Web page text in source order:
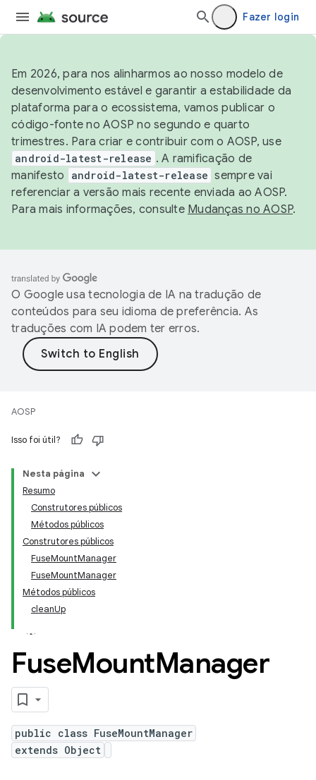
Fazer login
Em 2026, para nos alinharmos ao nosso modelo de
desenvolvimento estável e garantir a estabilidade da
plataforma para o ecossistema, vamos publicar o
código-fonte no AOSP no segundo e quarto
trimestres. Para criar e contribuir com o AOSP, use
android-latest-release . A ramificação de
manifesto
android-latest-release sempre vai
referenciar a versão mais recente enviada ao AOSP.
Para mais informações, consulte Mudanças no AOSP.
O Google usa tecnologia de IA na tradução de
conteúdos para seu idioma de preferência. As
traduções com IA podem ter erros.
AOSP
Isso foi útil?
Nesta página
Resumo
Construtores públicos
Métodos públicos
Construtores públicos
FuseMountManager
FuseMountManager
Métodos públicos
cleanUp
FuseMountManager
public class FuseMountManager
extends Object